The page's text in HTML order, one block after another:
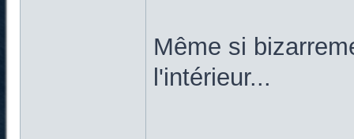
Même si
l'intérieur...